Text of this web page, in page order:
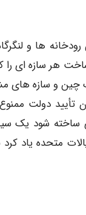
شد. این قانون که قانون رودخانه ها و
هر سازه ای را
چین و سازه های
تأیید دولت
ساخته شود یک
متحده یاد کرد